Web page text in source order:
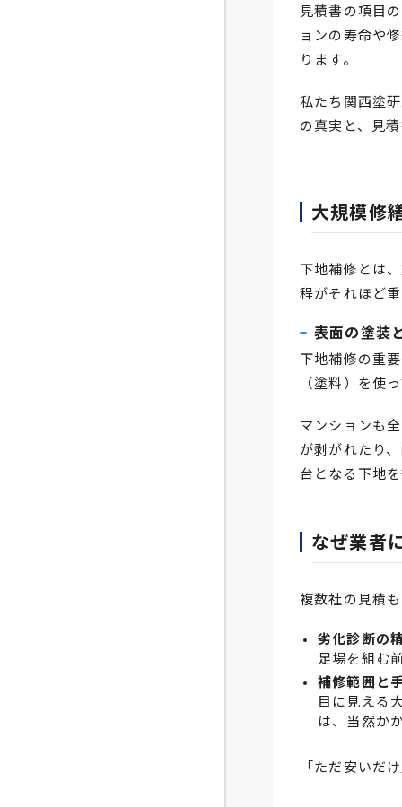
見積書の項目
ョンの寿命や
ります。
私たち関西塗
の真実と、見
大規模修
下地補修とは
程がそれほど
表面の塗装
下地補修の重
（塗料）を使
マンションも
が剥がれたり
台となる下地
なぜ業者
複数社の見積
劣化診断の
足場を組む
補修範囲と
目に見える
は、当然か
「ただ安いだ